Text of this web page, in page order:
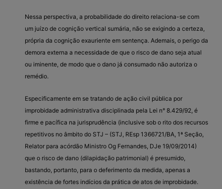
Nessa perspectiva, a probabilidade do direito relaciona-se com
um juízo de cognição vertical sumária, não se exigindo a certeza,
própria da cognição exauriente em sentença. Ademais, o perigo da
demora externa a necessidade de que o risco de dano seja atual
ou iminente, de modo que o dano já consumado não autoriza o
remédio.
Especificamente em se tratando de ação civil pública por
improbidade administrativa disciplinada pela Lei n° 8.429/92, é
firme e pacífica na jurisprudência (inclusive sob o rito dos recursos
repetitivos no âmbito do STJ – (STJ, REsp 1366721/BA, 1ª Seção,
Relator para acórdão Ministro Og Fernandes, DJe 19/09/2014)
que o risco de dano (dilapidação patrimonial) é presumido,
bastando, portanto, para o deferimento da medida, apenas a
existência de fortes indícios da prática de atos de improbidade.